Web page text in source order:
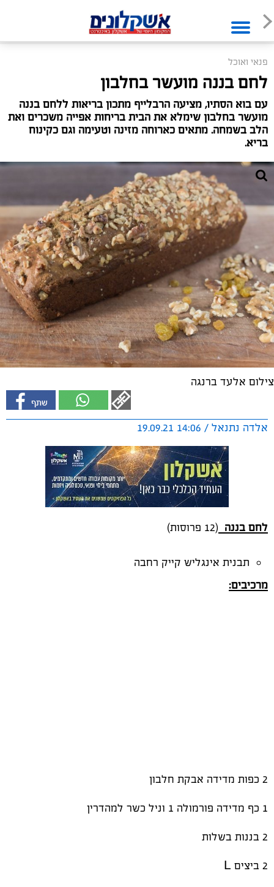
פנאי ואוכל
לחם בננה מועשר בחלבון
עם בוא הסתיו, מציעה הרבלייף מתכון בריאות ללחם בננה
מועשר בחלבון שימלא את הבית בריחות אפייה משכרים ואת
הלב בשמחה. מתאים כארוחה מזינה וטעימה וגם כקינוח
בריא.
צילום אלעד ברנגה
אלדה נתנאל / 14:06 19.09.21
לחם בננה (12 פרוסות)
תבנית אינגליש קייק רחבה
מרכיבים:
2 כפות מדידה אבקת חלבון
1 כף מדידה פורמולה 1 וניל כשר למהדרין
2 בננות בשלות
2 ביצים L